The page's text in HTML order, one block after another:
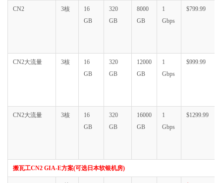
CN2 3核
16
GB
320
GB
8000
GB
1
Gbps
$799.99
CN2大流量 3核
16
GB
320
GB
12000
GB
1
Gbps
$999.99
CN2大流量 3核
16
GB
320
GB
16000
GB
1
Gbps
$1299.99
搬瓦工CN2 GIA-E方案(可选日本软银机房)